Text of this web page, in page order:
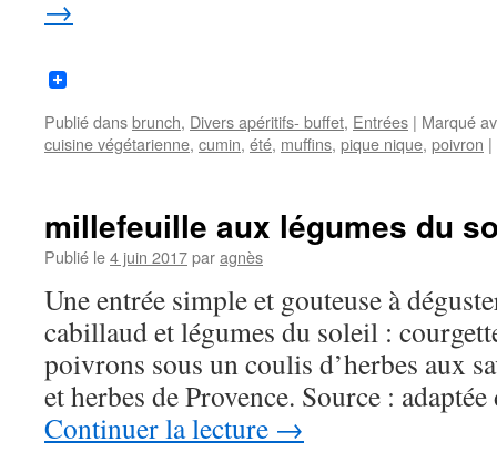
→
Publié dansbrunch, Divers apéritifs- buffet, Entrées | Marqué
cuisine végétarienne, cumin, été, muffins, pique nique, poivron |
millefeuille aux légumes du
Publié le4 juin 2017paragnès
Une entrée simple et gouteuse à
cabillaud et légumes du soleil :
poivrons sous un coulis d’herbes aux
et herbes de Provence. Source :
Continuer la lecture →